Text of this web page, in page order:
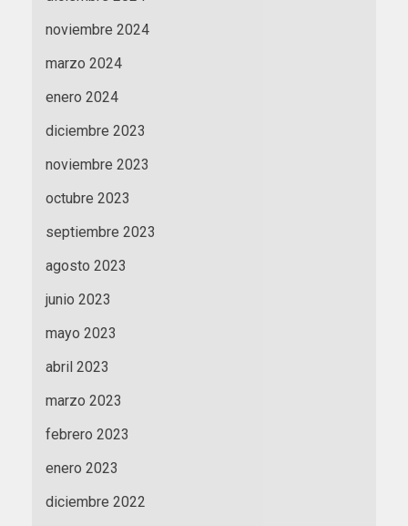
noviembre 2024
marzo 2024
enero 2024
diciembre 2023
noviembre 2023
octubre 2023
septiembre 2023
agosto 2023
junio 2023
mayo 2023
abril 2023
marzo 2023
febrero 2023
enero 2023
diciembre 2022